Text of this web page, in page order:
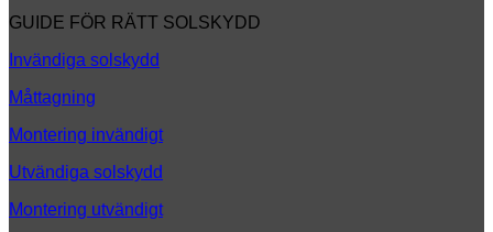
GUIDE FÖR RÄTT SOLSKYDD
Invändiga solskydd
Måttagning
Montering invändigt
Utvändiga solskydd
Montering utvändigt